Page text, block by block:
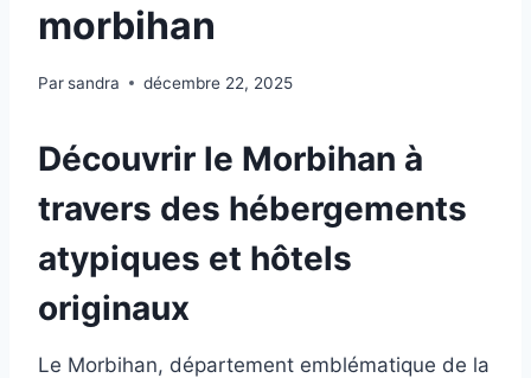
morbihan
Parsandra décembre 22, 2025
Découvrir le Morbihan à
travers des hébergements
atypiques et hôtels
originaux
Le Morbihan, département emblématique de la